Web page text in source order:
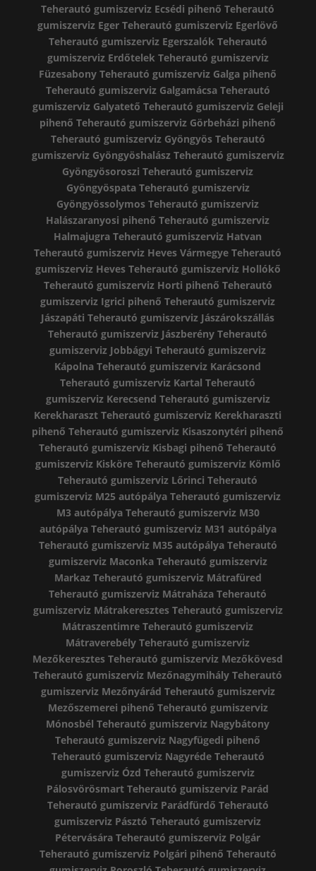
Teherautó gumiszerviz Ecsédi pihenő Teherautó
gumiszerviz Eger Teherautó gumiszerviz Egerlövő
Teherautó gumiszerviz Egerszalók Teherautó
gumiszerviz Erdőtelek Teherautó gumiszerviz
Füzesabony Teherautó gumiszerviz Galga pihenő
Teherautó gumiszerviz Galgamácsa Teherautó
gumiszerviz Galyatető Teherautó gumiszerviz Geleji
pihenő Teherautó gumiszerviz Görbeházi pihenő
Teherautó gumiszerviz Gyöngyös Teherautó
gumiszerviz Gyöngyöshalász Teherautó gumiszerviz
Gyöngyösoroszi Teherautó gumiszerviz
Gyöngyöspata Teherautó gumiszerviz
Gyöngyössolymos Teherautó gumiszerviz
Halászaranyosi pihenő Teherautó gumiszerviz
Halmajugra Teherautó gumiszerviz Hatvan
Teherautó gumiszerviz Heves Vármegye Teherautó
gumiszerviz Heves Teherautó gumiszerviz Hollókő
Teherautó gumiszerviz Horti pihenő Teherautó
gumiszerviz Igrici pihenő Teherautó gumiszerviz
Jászapáti Teherautó gumiszerviz Jászárokszállás
Teherautó gumiszerviz Jászberény Teherautó
gumiszerviz Jobbágyi Teherautó gumiszerviz
Kápolna Teherautó gumiszerviz Karácsond
Teherautó gumiszerviz Kartal Teherautó
gumiszerviz Kerecsend Teherautó gumiszerviz
Kerekharaszt Teherautó gumiszerviz Kerekharaszti
pihenő Teherautó gumiszerviz Kisaszonytéri pihenő
Teherautó gumiszerviz Kisbagi pihenő Teherautó
gumiszerviz Kisköre Teherautó gumiszerviz Kömlő
Teherautó gumiszerviz Lőrinci Teherautó
gumiszerviz M25 autópálya Teherautó gumiszerviz
M3 autópálya Teherautó gumiszerviz M30
autópálya Teherautó gumiszerviz M31 autópálya
Teherautó gumiszerviz M35 autópálya Teherautó
gumiszerviz Maconka Teherautó gumiszerviz
Markaz Teherautó gumiszerviz Mátrafüred
Teherautó gumiszerviz Mátraháza Teherautó
gumiszerviz Mátrakeresztes Teherautó gumiszerviz
Mátraszentimre Teherautó gumiszerviz
Mátraverebély Teherautó gumiszerviz
Mezőkeresztes Teherautó gumiszerviz Mezőkövesd
Teherautó gumiszerviz Mezőnagymihály Teherautó
gumiszerviz Mezőnyárád Teherautó gumiszerviz
Mezőszemerei pihenő Teherautó gumiszerviz
Mónosbél Teherautó gumiszerviz Nagybátony
Teherautó gumiszerviz Nagyfügedi pihenő
Teherautó gumiszerviz Nagyréde Teherautó
gumiszerviz Ózd Teherautó gumiszerviz
Pálosvörösmart Teherautó gumiszerviz Parád
Teherautó gumiszerviz Parádfürdő Teherautó
gumiszerviz Pásztó Teherautó gumiszerviz
Pétervására Teherautó gumiszerviz Polgár
Teherautó gumiszerviz Polgári pihenő Teherautó